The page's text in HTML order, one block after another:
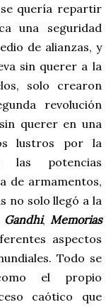
quería repartir
una seguridad
de alianzas, y
sin querer a la
solo crearon
revolución
querer en una
lustros por la
las potencias
de armamentos,
no solo llegó a la
Gandhi, Memorias
aspectos
Todo se
el propio
caótico que